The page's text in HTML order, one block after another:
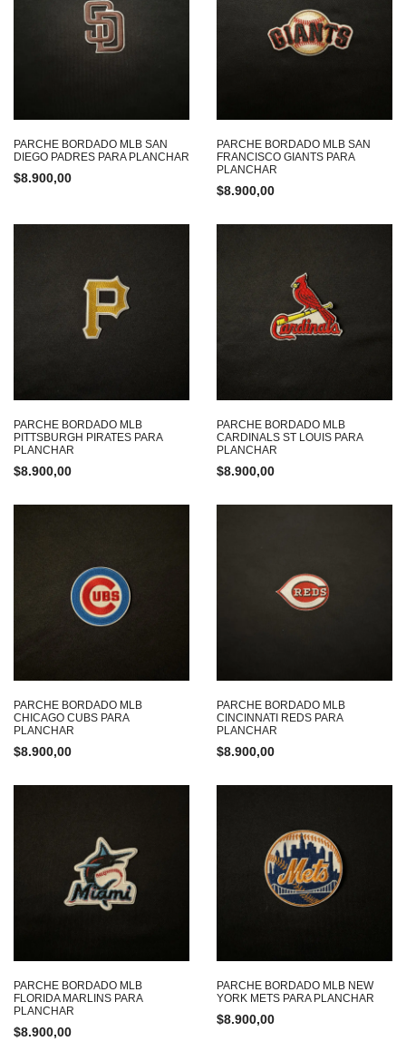
PARCHE BORDADO MLB SAN
DIEGO PADRES PARA PLANCHAR
$8.900,00
PARCHE BORDADO MLB SAN
FRANCISCO GIANTS PARA
PLANCHAR
$8.900,00
PARCHE BORDADO MLB
PITTSBURGH PIRATES PARA
PLANCHAR
$8.900,00
PARCHE BORDADO MLB
CARDINALS ST LOUIS PARA
PLANCHAR
$8.900,00
PARCHE BORDADO MLB
CHICAGO CUBS PARA
PLANCHAR
$8.900,00
PARCHE BORDADO MLB
CINCINNATI REDS PARA
PLANCHAR
$8.900,00
PARCHE BORDADO MLB
FLORIDA MARLINS PARA
PLANCHAR
$8.900,00
PARCHE BORDADO MLB NEW
YORK METS PARA PLANCHAR
$8.900,00